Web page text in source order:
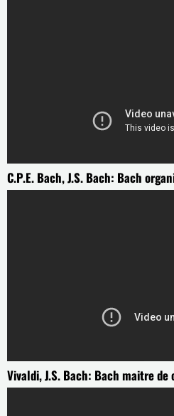
C.P.E. Bach, J.S. Bach: Bach
Vivaldi, J.S. Bach: Bach maitre de